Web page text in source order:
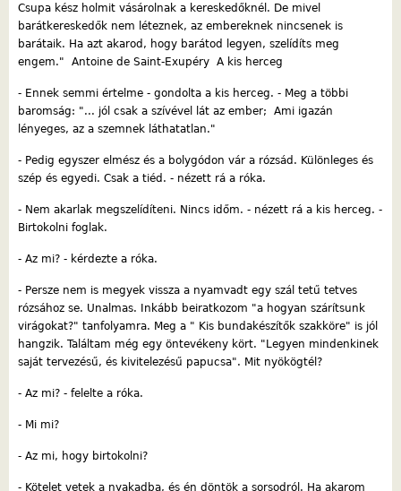
Csupa kész holmit vásárolnak a kereskedőknél. De mivel
barátkereskedők nem léteznek, az embereknek nincsenek is
barátaik. Ha azt akarod, hogy barátod legyen, szelídíts meg
engem." Antoine de Saint-Exupéry A kis herceg
- Ennek semmi értelme - gondolta a kis herceg. - Meg a többi
baromság: "... jól csak a szívével lát az ember; Ami igazán
lényeges, az a szemnek láthatatlan."
- Pedig egyszer elmész és a bolygódon vár a rózsád. Különleges és
szép és egyedi. Csak a tiéd. - nézett rá a róka.
- Nem akarlak megszelídíteni. Nincs időm. - nézett rá a kis herceg. -
Birtokolni foglak.
- Az mi? - kérdezte a róka.
- Persze nem is megyek vissza a nyamvadt egy szál tetű tetves
rózsához se. Unalmas. Inkább beiratkozom "a hogyan szárítsunk
virágokat?" tanfolyamra. Meg a " Kis bundakészítők szakköre" is jól
hangzik. Találtam még egy öntevékeny kört. "Legyen mindenkinek
saját tervezésű, és kivitelezésű papucsa". Mit nyökögtél?
- Az mi? - felelte a róka.
- Mi mi?
- Az mi, hogy birtokolni?
- Kötelet vetek a nyakadba, és én döntök a sorsodról. Ha akarom